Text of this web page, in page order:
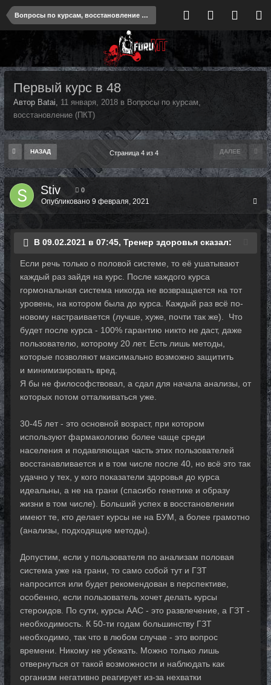
Вопросы по курсам, восстановление (ПКТ)
Первый курс в 48
Автор Batai, 11 января, 2018 в Вопросы по курсам,
восстановление (ПКТ)
НАЗАД ДАЛЕЕ
Страница 4 из 4
Stiv 0
Опубликовано 9 февраля, 2021
В 09.02.2021 в 07:45, Тренер здоровья сказал:
Если речь только о половой системе, то её ушатывают
каждый раз зайдя на курс. После каждого курса
гормональная система никогда не возвращается на тот
уровень, на котором была до курса. Каждый раз всё по-
новому настраивается (лучше, хуже, почти так же). Что
будет после курса - 100% гарантию никто не даст, даже
пользователю, которому 20 лет. Есть лишь методы,
которые позволяют максимально возможно защитить
и минимизировать вред.
Я бы не философствовал, а сдал для начала анализы, от
которых потом отталкиваться уже.
30-45 лет - это основной возраст, при котором
используют фармакологию более чаще среди
населения и подавляющая часть этих пользователей
восстанавливается и в том числе после 40, но всё это так
удачно у тех, у кого показатели здоровья до курса
идеальны, а не на грани (спасибо генетике и образу
жизни в том числе). Больший успех в восстановлении
имеют те, кто делает курсы не на БУМ, а более грамотно
(анализы, подходящие методы).
Допустим, если у пользователя по анализам половая
система уже на грани, то само собой тут и ГЗТ
напросится или будет рекомендован в перспективе,
особенно, если пользователь хочет делать курсы
стероидов. По сути, курсы ААС - это развлечение, а ГЗТ -
необходимость. К 50-ти годам большинству ГЗТ
необходимо, так что в любом случае - это вопрос
времени. Никому не убежать. Можно только лишь
отвернуться от такой возможности и наблюдать как
организм негативно реагирует из-за нехватки